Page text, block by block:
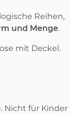
Reihen,
und Menge.
mit Deckel.
Nicht für Kinder